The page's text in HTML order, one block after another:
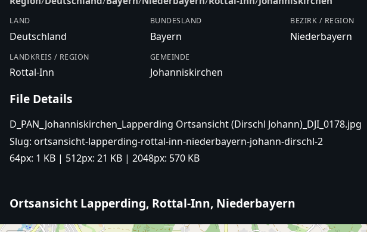
LAND
Deutschland
BUNDESLAND
Bayern
BEZIRK / REGION
Niederbayern
LANDKREIS / REGION
Rottal-Inn
GEMEINDE
Johanniskirchen
File Details
D_PAN_Johanniskirchen_Lapperding Ortsansicht (Dirschl Johann)_DJI_0178.jpg
Slug: ortsansicht-lapperding-rottal-inn-niederbayern-johann-dirschl-2
64px: 1 KB | 512px: 21 KB | 2048px: 570 KB
Ortsansicht Lapperding, Rottal-Inn, Niederbayern